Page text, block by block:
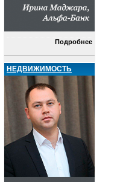
Подробнее
НЕДВИЖИМОСТЬ